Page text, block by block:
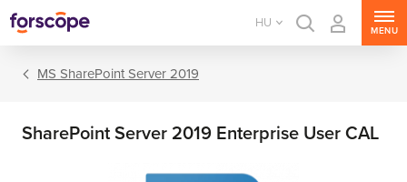
HU
MENU
MS SharePoint Server 2019
SharePoint Server 2019 Enterprise User CAL